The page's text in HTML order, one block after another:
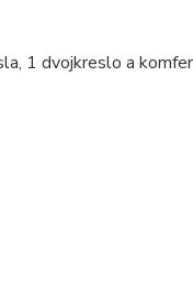
1 dvojkreslo a